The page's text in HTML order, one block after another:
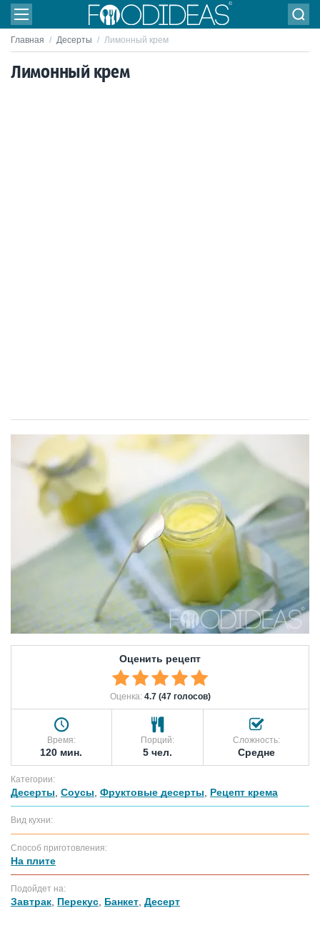
Главная / Десерты / Лимонный крем
Лимонный крем
Оценить рецепт
Оценка: 4.7 (47 голосов)
Время:
120 мин.
Порций:
5 чел.
Сложность:
Средне
Категории:
Десерты Соусы Фруктовые десерты Рецепт крема
Вид кухни:
Способ приготовления:
На плите
Подойдет на:
Завтрак Перекус Банкет Десерт